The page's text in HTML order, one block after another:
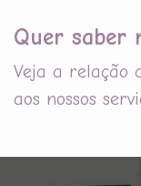
Quer saber
Veja a relação
aos nossos